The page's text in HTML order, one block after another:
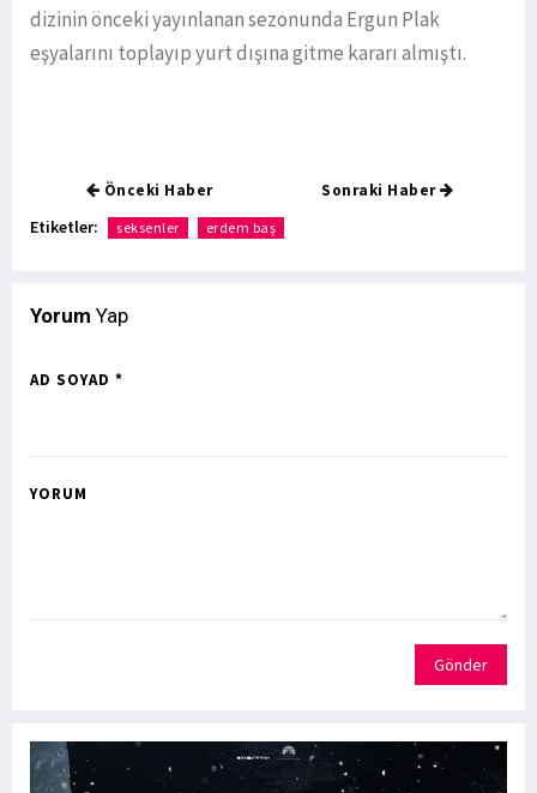
dizinin önceki yayınlanan sezonunda Ergun Plak
eşyalarını toplayıp yurt dışına gitme kararı almıştı.
Önceki Haber Sonraki Haber
Etiketler: seksenler erdem baş
Yorum Yap
AD SOYAD *
YORUM
Gönder